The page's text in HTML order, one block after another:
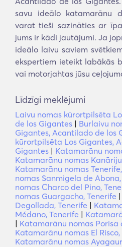
savu ideālo katamarānu
varat tieši sazināties ar
jums ir kādi jautājumi. Ja
ideālo laivu saviem
ekspertiem ieteikt labākās
vai motorjahtas jūsu
Līdzīgi meklējumi
Laivu nomas kūrortpilsēta
de los Gigantes | Burlaivu
Gigantes, Acantilado de los
kūrortpilsēta Los Gigantes,
Gigantes | Katamarānu
Katamarānu nomas
Katamarānu nomas
nomas Sanmigela de
nomas Charco del Pino,
nomas Guargacho, Tenerife |
Degollada, Tenerife |
Médano, Tenerife |
| Katamarānu nomas Porisa
Katamarānu nomas El
Katamarānu nomas